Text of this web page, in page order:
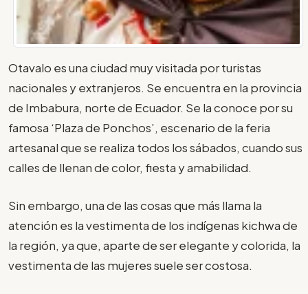
Otavalo es una ciudad muy visitada por turistas
nacionales y extranjeros. Se encuentra en la provincia
de Imbabura, norte de Ecuador. Se la conoce por su
famosa ‘Plaza de Ponchos’, escenario de la feria
artesanal que se realiza todos los sábados, cuando sus
calles de llenan de color, fiesta y amabilidad.
Sin embargo, una de las cosas que más llama la
atención es la vestimenta de los indígenas kichwa de
la región, ya que, aparte de ser elegante y colorida, la
vestimenta de las mujeres suele ser costosa.